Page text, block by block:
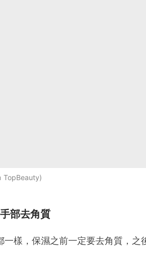
TopBeauty
部去角質
一樣，保濕之前一定要去角質，之